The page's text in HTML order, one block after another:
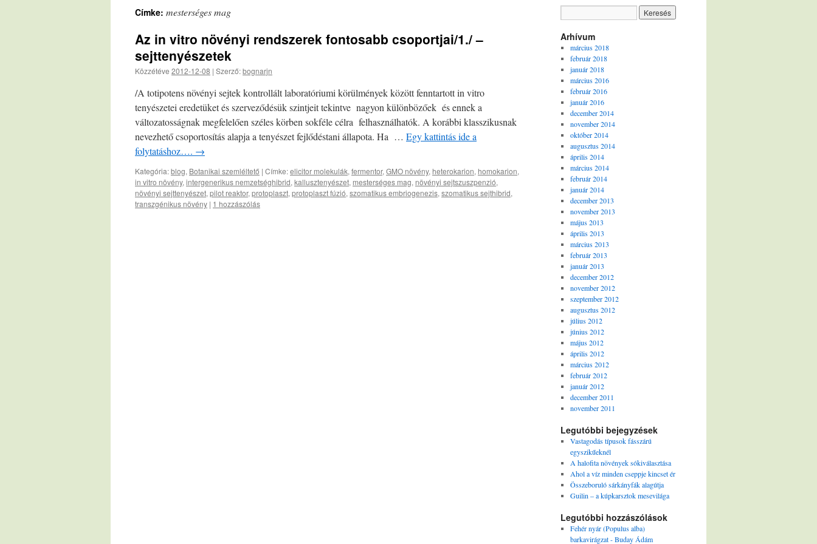
Címke: mesterséges mag
Az in vitro növényi rendszerek fontosabb csoportjai/1./ –
sejttenyészetek
Közzétéve 2012-12-08 | Szerző:bognarjn
/A totipotens növényi sejtek kontrollált laboratóriumi körülmények között fenntartott in vitro
tenyészetei eredetüket és szerveződésük szintjeit tekintve nagyon különbözőek és ennek a
változatosságnak megfelelően széles körben sokféle célra felhasználhatók. A korábbi klasszikusnak
nevezhető csoportosítás alapja a tenyészet fejlődéstani állapota. Ha … Egy kattintás ide a
folytatáshoz…. →
Kategória:blog, Botanikai szemléltető | Címke:elicitor molekulák, fermentor, GMO növény, heterokarion, homokarion,
in vitro növény, intergenerikus nemzetséghibrid, kallusztenyészet, mesterséges mag, növényi sejtszuszpenzió,
növényi sejttenyészet, pilot reaktor, protoplaszt, protoplaszt fúzió, szomatikus embriogenezis, szomatikus sejthibrid,
transzgénikus növény | 1 hozzászólás
Arhívum
március 2018
február 2018
január 2018
március 2016
február 2016
január 2016
december 2014
november 2014
október 2014
augusztus 2014
április 2014
március 2014
február 2014
január 2014
december 2013
november 2013
május 2013
április 2013
március 2013
február 2013
január 2013
december 2012
november 2012
szeptember 2012
augusztus 2012
július 2012
június 2012
május 2012
április 2012
március 2012
február 2012
január 2012
december 2011
november 2011
Legutóbbi bejegyzések
Vastagodás típusok fásszárú
egyszikűeknél
A halofita növények sókiválasztása
Ahol a víz minden cseppje kincset ér
Összeboruló sárkányfák alagútja
Guilin – a kúpkarsztok mesevilága
Legutóbbi hozzászólások
Fehér nyár (Populus alba)
barkavirágzat - Buday Ádám